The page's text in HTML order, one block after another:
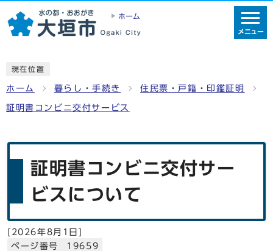
ホーム
メニュー
現在位置
ホーム 暮らし・手続き 住民票・戸籍・印鑑証明
証明書コンビニ交付サービス
証明書コンビニ交付サー
ビスについて
[ 2026年8月1日]
ページ番号 19659